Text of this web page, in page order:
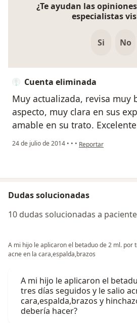
¿Te ayudan las
especialistas
Si No
Cuenta eliminada
Muy actualizada, revisa muy
aspecto, muy clara en sus
amable en su trato.
24 de julio de 2014 • • • en opinión del
Reportar
Dudas solucionadas
10 dudas solucionadas a
A mi hijo le aplicaron el betaduo de 2 ml. por
acne en la cara,espalda,brazos
A mi hijo le aplicaron el
tres días seguidos y le salio
cara,espalda,brazos y
debería hacer?